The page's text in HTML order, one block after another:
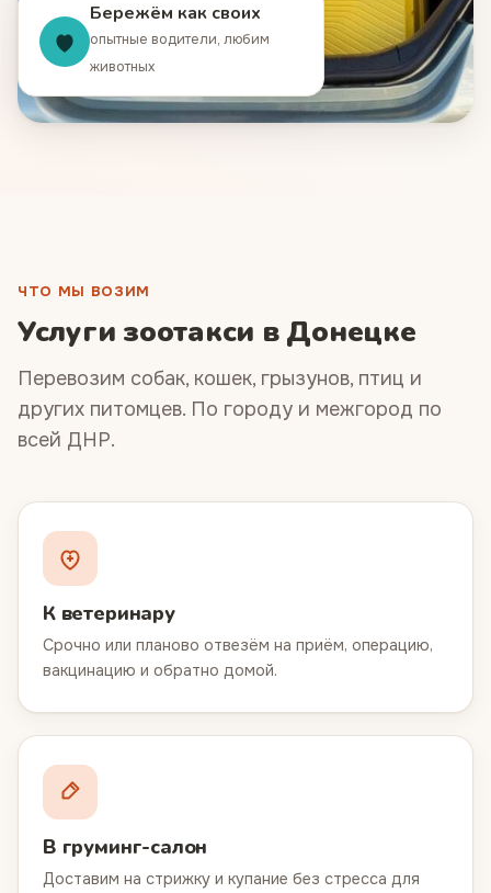
Бережём как своих
опытные водители, любим
животных
ЧТО МЫ ВОЗИМ
Услуги зоотакси в Донецке
Перевозим собак, кошек, грызунов, птиц и
других питомцев. По городу и межгород по
всей ДНР.
К ветеринару
Срочно или планово отвезём на приём, операцию,
вакцинацию и обратно домой.
В груминг-салон
Доставим на стрижку и купание без стресса для